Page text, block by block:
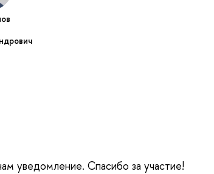
уведомление. Спасибо за участие!